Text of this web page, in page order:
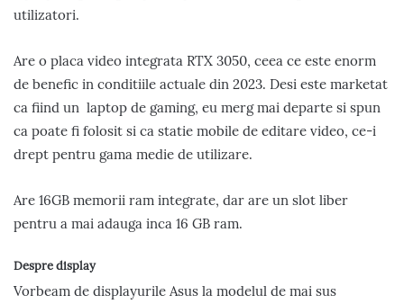
utilizatori.
Are o placa video integrata RTX 3050, ceea ce este enorm
de benefic in conditiile actuale din 2023. Desi este marketat
ca fiind un laptop de gaming, eu merg mai departe si spun
ca poate fi folosit si ca statie mobile de editare video, ce-i
drept pentru gama medie de utilizare.
Are 16GB memorii ram integrate, dar are un slot liber
pentru a mai adauga inca 16 GB ram.
Despre display
Vorbeam de displayurile Asus la modelul de mai sus